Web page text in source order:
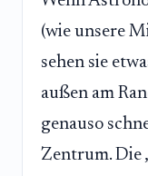
(wie unsere
sehen sie
außen am
genauso
Zentrum. Die